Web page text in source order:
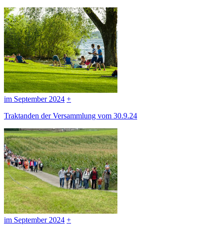
im September 2024 +
Traktanden der Versammlung vom 30.9.24
im September 2024 +